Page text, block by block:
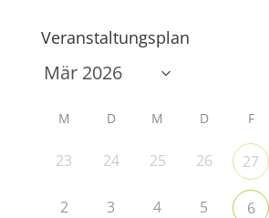
Veranstaltungsplan
M D M D F
23 24 25 26 27
2 3 4 5 6